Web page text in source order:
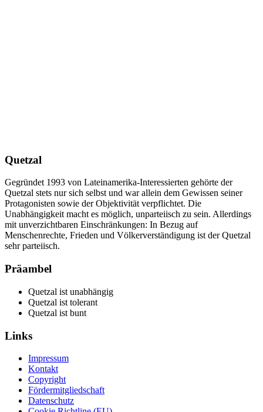
Quetzal
Gegründet 1993 von Lateinamerika-Interessierten gehörte der
Quetzal stets nur sich selbst und war allein dem Gewissen seiner
Protagonisten sowie der Objektivität verpflichtet. Die
Unabhängigkeit macht es möglich, unparteiisch zu sein. Allerdings
mit unverzichtbaren Einschränkungen: In Bezug auf
Menschenrechte, Frieden und Völkerverständigung ist der Quetzal
sehr parteiisch.
Präambel
Quetzal ist unabhängig
Quetzal ist tolerant
Quetzal ist bunt
Links
Impressum
Kontakt
Copyright
Fördermitgliedschaft
Datenschutz